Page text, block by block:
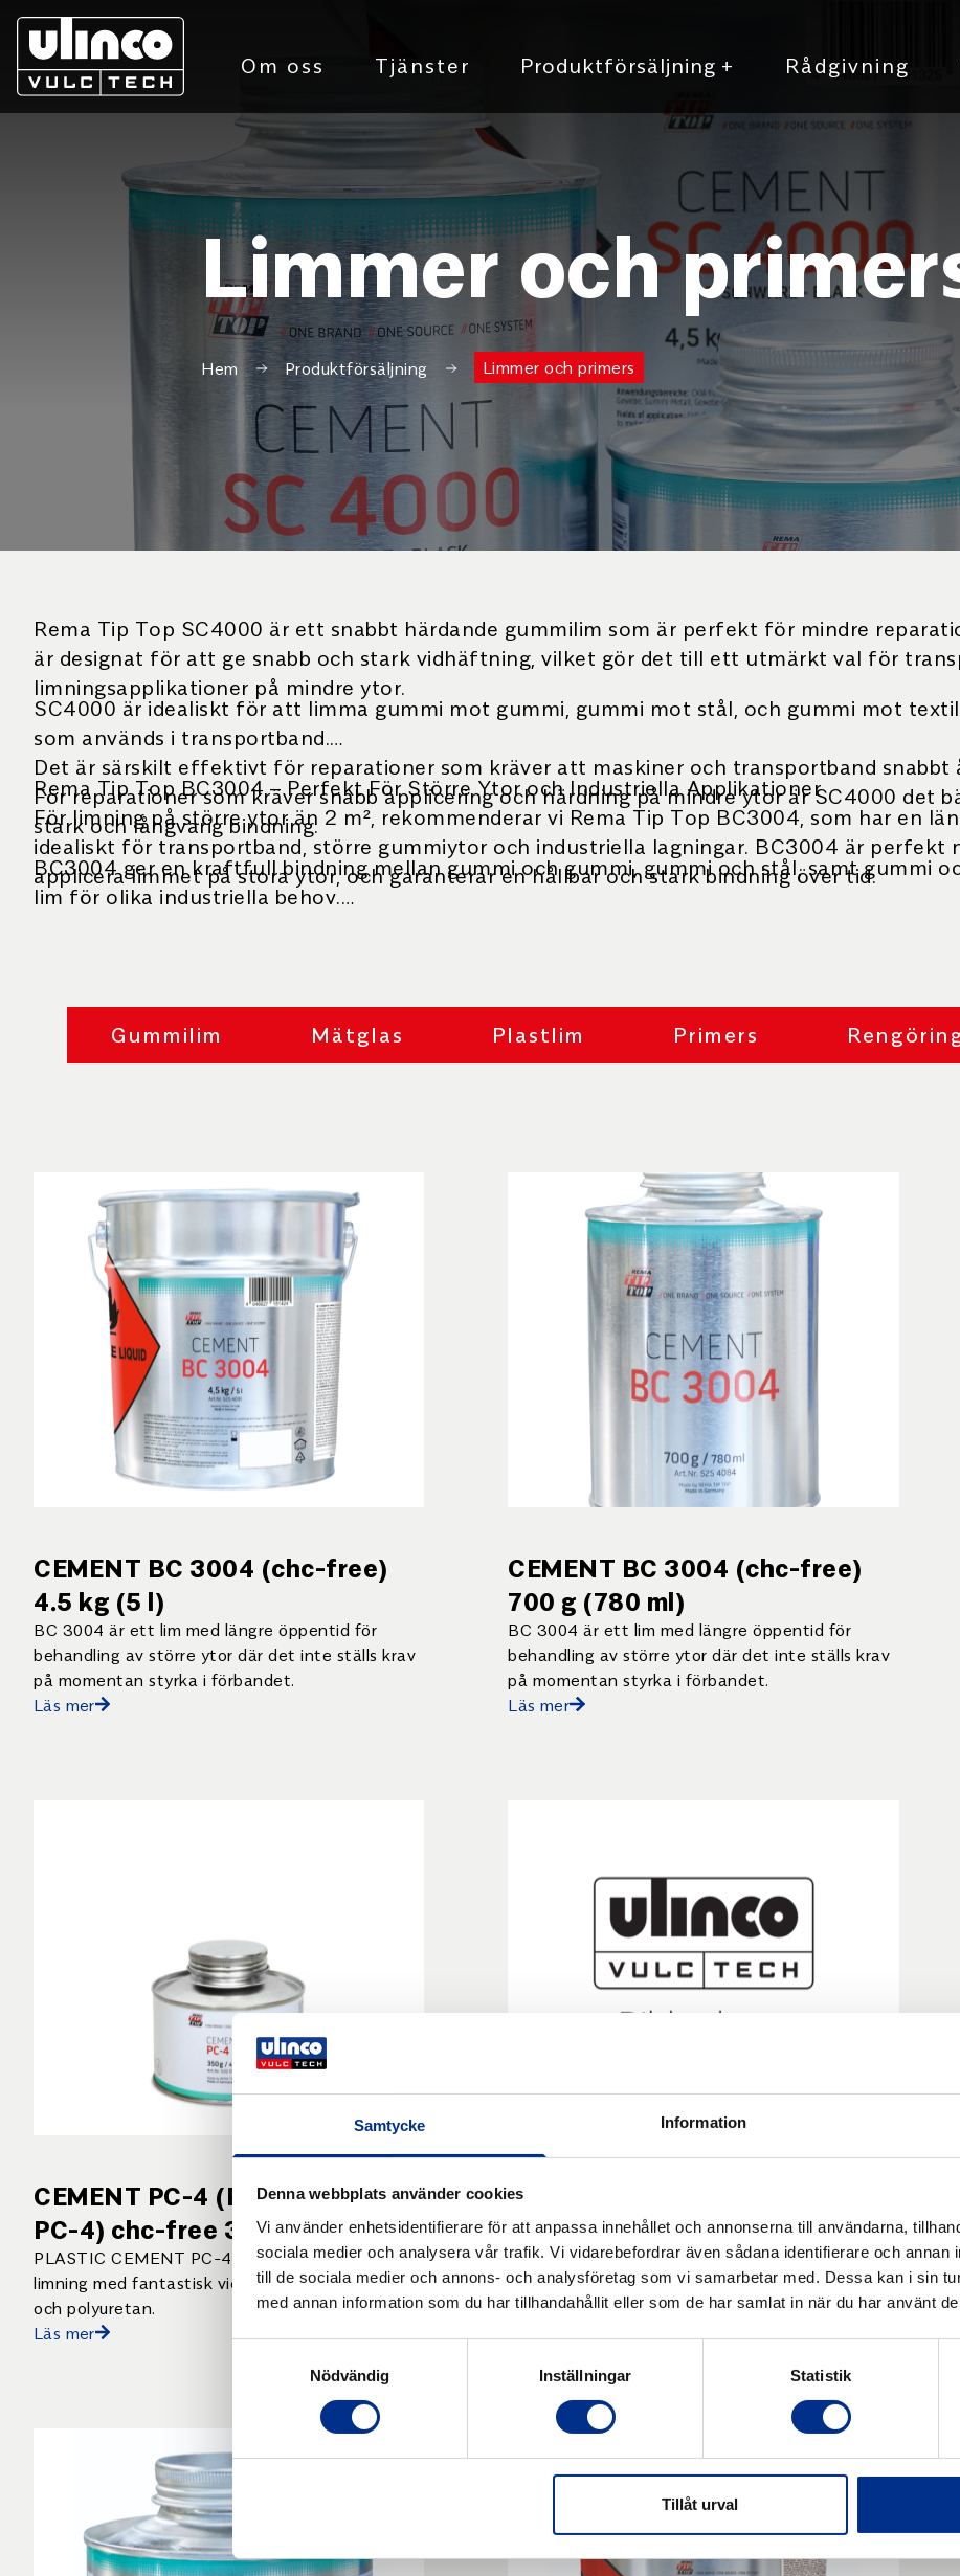
Samtycke Information
Denna webbplats använder cookies
Vi använder enhetsidentifierare för att anpassa innehållet och annonserna till användarna,
sociala medier och analysera vår trafik. Vi vidarebefordrar även sådana identifierare och annan
till de sociala medier och annons- och analysföretag som vi samarbetar med. Dessa kan i sin
med annan information som du har tillhandahållit eller som de har samlat in när du har använt
Nödvändig
Inställningar Statistik
Tillåt urval
Om oss Tjänster Produktförsäljning + Rådgivning
Limmer och
Hem Produktförsäljning Limmer och primers
Rema Tip Top SC4000 är ett snabbt härdande gummilim som är perfekt för mindre
är designat för att ge snabb och stark vidhäftning, vilket gör det till ett utmärkt val för
limningsapplikationer på mindre ytor.
SC4000 är idealiskt för att limma gummi mot gummi, gummi mot stål, och gummi mot
som används i transportband.
Det är särskilt effektivt för reparationer som kräver att maskiner och transportband
För reparationer som kräver snabb applicering och härdning på mindre ytor är SC4000 det
stark och långvarig bindning.
Rema Tip Top BC3004 – Perfekt För Större Ytor och Industriella Applikationer
För limning på större ytor än 2 m², rekommenderar vi Rema Tip Top BC3004, som har en
idealiskt för transportband, större gummiytor och industriella lagningar. BC3004 är
applicera limmet på stora ytor, och garanterar en hållbar och stark bindning över tid.
BC3004 ger en kraftfull bindning mellan gummi och gummi, gummi och stål, samt gummi
lim för olika industriella behov.
Det är också kompatibelt med de rekommenderade primerna PR200 och PR304, vilket
applicering och stark bindning.
Gummilim Mätglas Plastlim Primers
CEMENT BC 3004 (chc-free)
4.5 kg (5 l)
BC 3004 är ett lim med längre öppentid för
behandling av större ytor där det inte ställs krav
på momentan styrka i förbandet.
Läs mer
CEMENT BC 3004 (chc-free)
700 g (780 ml)
BC 3004 är ett lim med längre öppentid för
behandling av större ytor där det inte ställs krav
på momentan styrka i förbandet.
Läs mer
CEMENT PC-4 (Plastic Cement
PC-4) chc-free 350 g (420 ml)
PLASTIC CEMENT PC-4 Ett trikloretenfritt
limning med fantastisk vidhäftning till plaster
och polyuretan.
Läs mer
CEMENT PC-4 (Plastic Cement
PC-4) chc-free 9 kg (10.8 l)
PLASTIC CEMENT PC-4 Ett trikloretenfritt
limning med fantastisk vidhäftning till plaster
och polyuretan.